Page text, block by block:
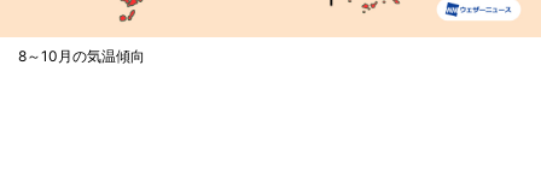
8～10月の気温傾向